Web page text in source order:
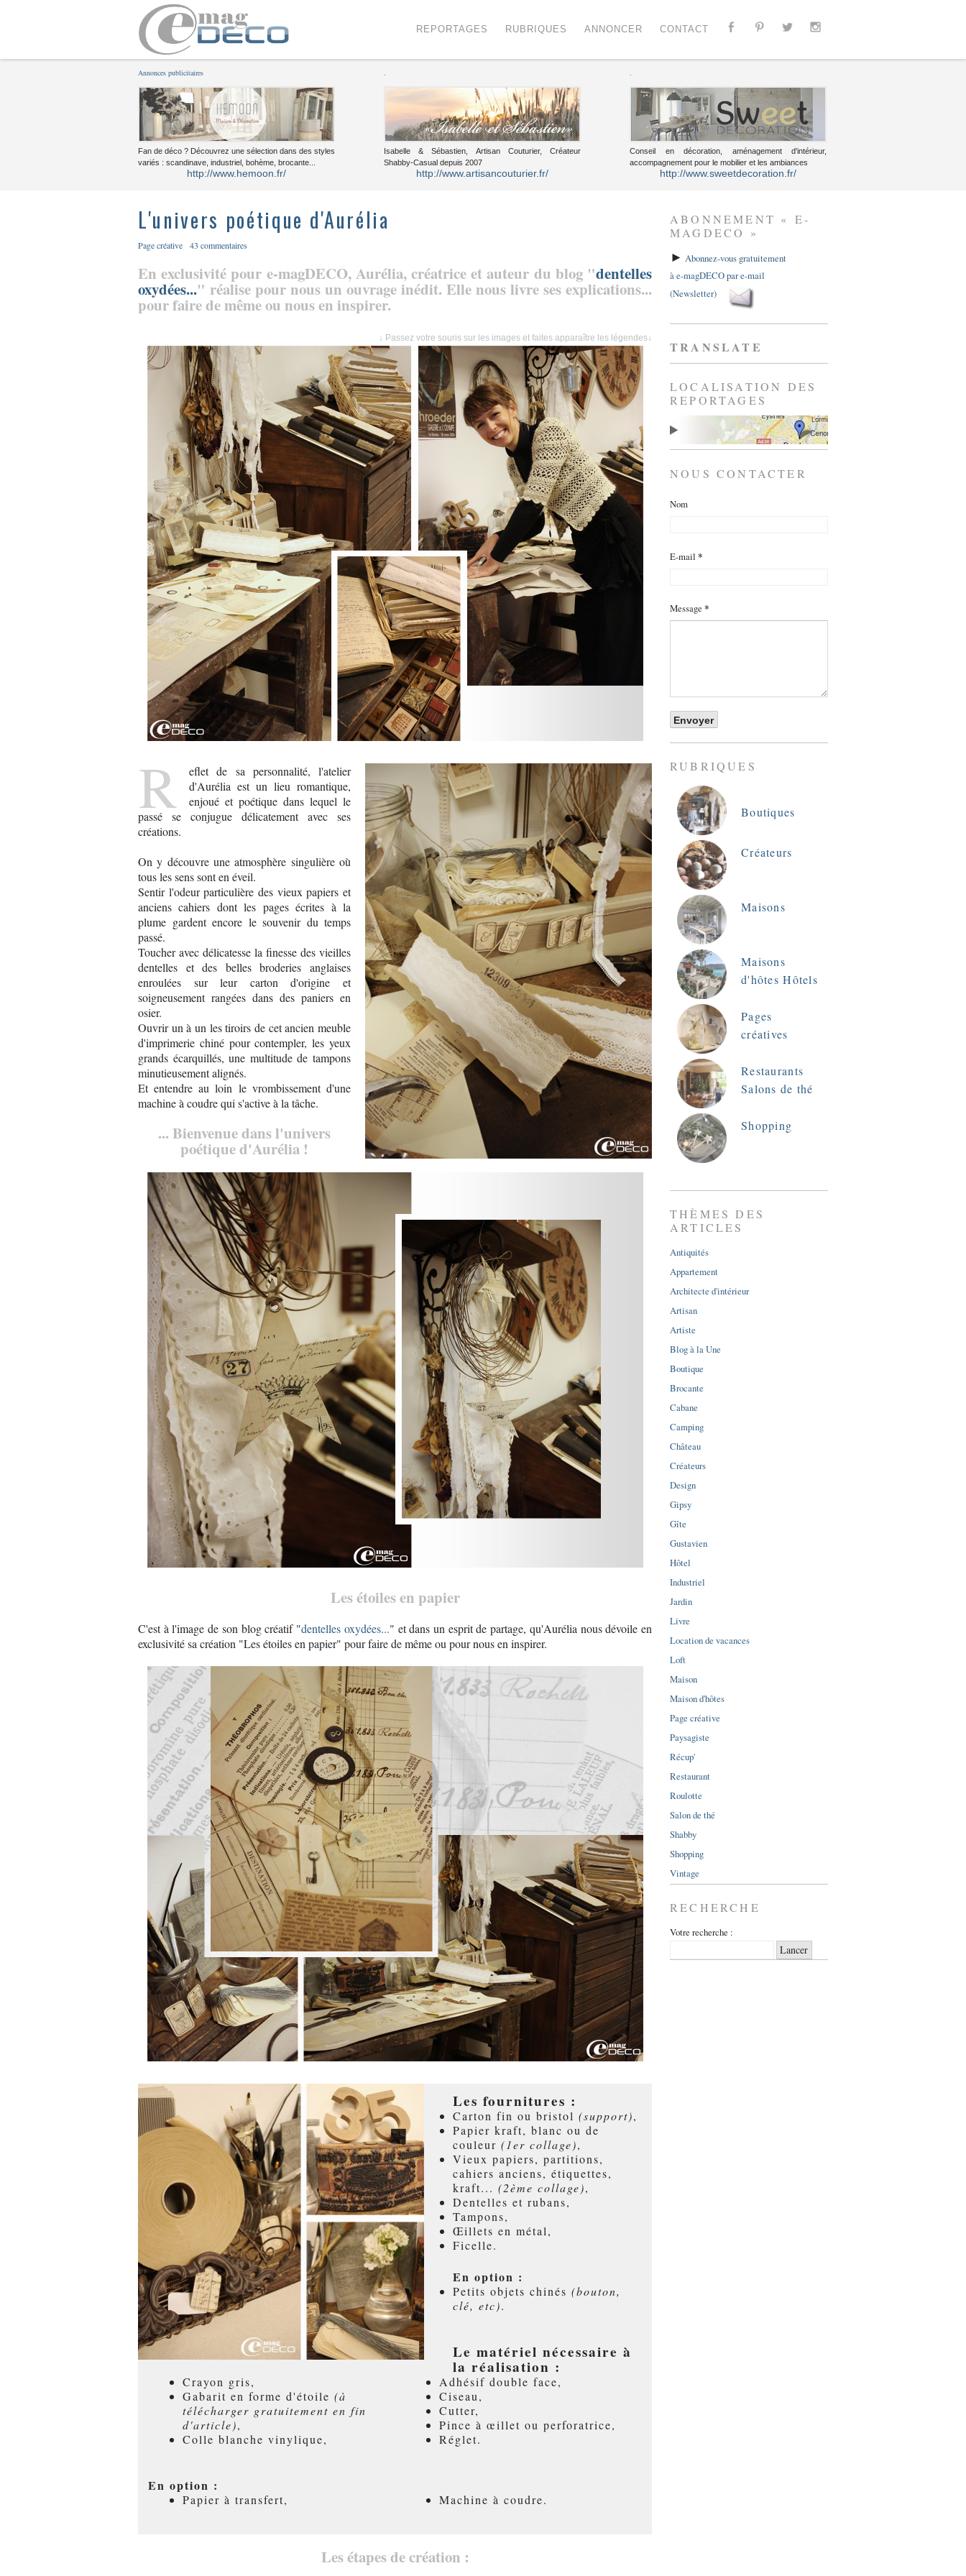
REPORTAGES RUBRIQUES ANNONCER CONTACT
Annonces publicitaires
Fan de déco ? Découvrez une sélection dans des styles
variés : scandinave, industriel, bohème, brocante...
http://www.hemoon.fr/
Isabelle & Sébastien, Artisan Couturier, Créateur
Shabby-Casual depuis 2007
http://www.artisancouturier.fr/
Conseil en décoration, aménagement d'intérieur,
accompagnement pour le mobilier et les ambiances
http://www.sweetdecoration.fr/
L'univers poétique d'Aurélia
Page créative 43 commentaires
En exclusivité pour e-magDECO, Aurélia, créatrice et auteur du blog "dentelles
oxydées..." réalise pour nous un ouvrage inédit. Elle nous livre ses explications...
pour faire de même ou nous en inspirer.
↓ Passez votre souris sur les images et faites apparaître les légendes↓
R
eflet de sa personnalité, l'atelier
d'Aurélia est un lieu romantique,
enjoué et poétique dans lequel le
passé se conjugue délicatement avec ses
créations.
On y découvre une atmosphère singulière où
tous les sens sont en éveil.
Sentir l'odeur particulière des vieux papiers et
anciens cahiers dont les pages écrites à la
plume gardent encore le souvenir du temps
passé.
Toucher avec délicatesse la finesse des vieilles
dentelles et des belles broderies anglaises
enroulées sur leur carton d'origine et
soigneusement rangées dans des paniers en
osier.
Ouvrir un à un les tiroirs de cet ancien meuble
d'imprimerie chiné pour contempler, les yeux
grands écarquillés, une multitude de tampons
minutieusement alignés.
Et entendre au loin le vrombissement d'une
machine à coudre qui s'active à la tâche.
... Bienvenue dans l'univers
poétique d'Aurélia !
Les étoiles en papier
C'est à l'image de son blog créatif "dentelles oxydées..." et dans un esprit de partage, qu'Aurélia nous dévoile en
exclusivité sa création "Les étoiles en papier" pour faire de même ou pour nous en inspirer.
Les fournitures :
Carton fin ou bristol (support),
Papier kraft, blanc ou de
couleur (1er collage),
Vieux papiers, partitions,
cahiers anciens, étiquettes,
kraft... (2ème collage),
Dentelles et rubans,
Tampons,
Œillets en métal,
Ficelle.
En option :
Petits objets chinés (bouton,
clé, etc).
Le matériel nécessaire à
la réalisation :
Crayon gris,
Gabarit en forme d'étoile (à
télécharger gratuitement en fin
d'article),
Colle blanche vinylique,
Adhésif double face,
Ciseau,
Cutter,
Pince à œillet ou perforatrice,
Réglet.
En option :
Papier à transfert, Machine à coudre.
Les étapes de création :
ABONNEMENT « E-
MAGDECO »
► Abonnez-vous gratuitement
à e-magDECO par e-mail
(Newsletter)
TRANSLATE
LOCALISATION DES
REPORTAGES
NOUS CONTACTER
Nom
E-mail *
Message *
RUBRIQUES
Boutiques
Créateurs
Maisons
Maisons
d'hôtes Hôtels
Pages
créatives
Restaurants
Salons de thé
Shopping
THÈMES DES
ARTICLES
Antiquités
Appartement
Architecte d'intérieur
Artisan
Artiste
Blog à la Une
Boutique
Brocante
Cabane
Camping
Château
Créateurs
Design
Gipsy
Gîte
Gustavien
Hôtel
Industriel
Jardin
Livre
Location de vacances
Loft
Maison
Maison d'hôtes
Page créative
Paysagiste
Récup'
Restaurant
Roulotte
Salon de thé
Shabby
Shopping
Vintage
RECHERCHE
Votre recherche :